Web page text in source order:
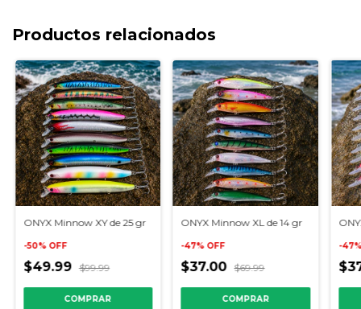
Productos relacionados
ONYX Minnow XY de 25 gr
-50% OFF
$49.99 $99.99
COMPRAR
ONYX Minnow XL de 14 gr
-47% OFF
$37.00 $69.99
COMPRAR
-47